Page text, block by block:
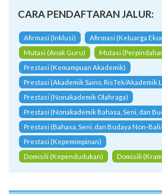
CARA PENDAFTARAN JALUR:
Afirmasi (Inklusi)
Afirmasi (Keluarga
Mutasi (Anak Guru)
Mutasi
Prestasi (Kemampuan Akademik)
Prestasi (Akademik Sains, RisTek/Akademik
Prestasi (Nonakademik Olahraga)
Prestasi (Nonakademik Bahasa, Seni, dan
Prestasi (Bahasa, Seni, dan Budaya Non-
Prestasi (Kepemimpinan)
Domisili (Kependudukan)
Domisili